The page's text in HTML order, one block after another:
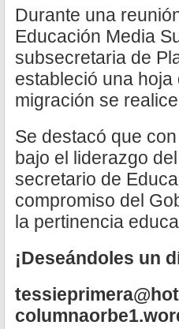
Durante una
Educación Media
subsecretaria de
estableció una
migración se
Se destacó que
bajo el liderazgo
secretario de
compromiso del
la pertinencia
¡Deseándoles un